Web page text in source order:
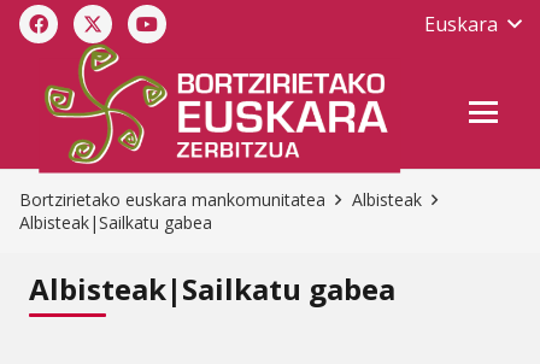
Euskara
Bortzirietako euskara mankomunitatea
Albisteak
Albisteak|Sailkatu gabea
Albisteak|Sailkatu gabea